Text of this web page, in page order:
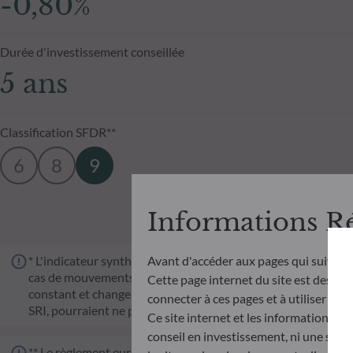
Durée d'investissement conseillée
5 ans
Classification SFDR**
6 8 9
* L'indicateur synthétique de risque (SRI) permet
cas de mouvements sur les marchés ou d'une impossibilité
constant et changera en fonction du profil de risque du
SRI, pourraient ne pas constituer une indication fiable du
Informations
Avant d'accéder aux pages qui
Cette page internet du site est
connecter à ces pages et à utiliser et
Ce site internet et les informations
conseil en investissement, ni une